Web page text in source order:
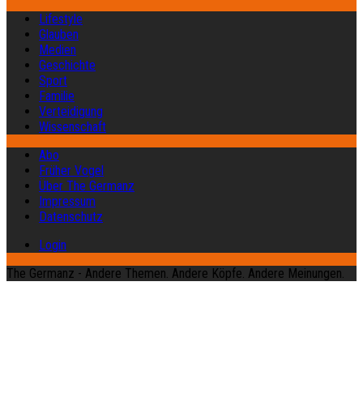
Lifestyle
Glauben
Medien
Geschichte
Sport
Familie
Verteidigung
Wissenschaft
Abo
Früher Vogel
Über The Germanz
Impressum
Datenschutz
Login
The Germanz - Andere Themen. Andere Köpfe. Andere Meinungen.